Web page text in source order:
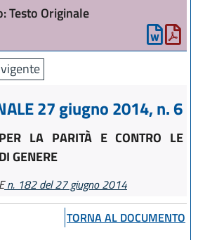
Testo Originale
27 giugno 2014, n. 6
LA PARITÀ E CONTRO LE
GENERE
n. 182 del 27 giugno 2014
TORNA AL DOCUMENTO